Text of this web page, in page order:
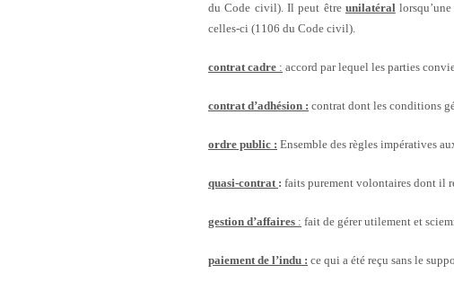
du Code civil). Il peut être unilatérallorsqu’une
celles-ci (1106 du Code civil).
contrat cadre : accord par lequel les parties
contrat d’adhésion : contrat dont les conditions
ordre public : Ensemble des règles impératives
quasi-contrat : faits purement volontaires dont il
gestion d’affaires : fait de gérer utilement et
paiement de l’indu : ce qui a été reçu sans le